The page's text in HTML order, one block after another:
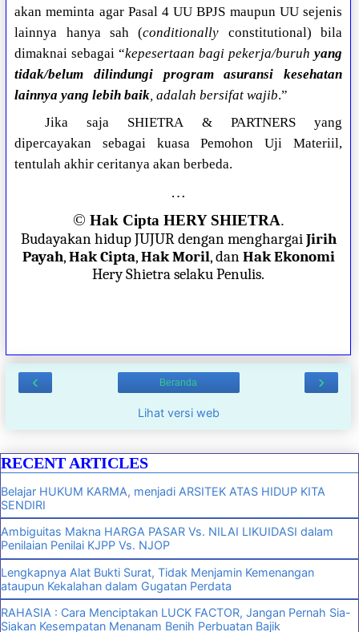
akan meminta agar Pasal 4 UU BPJS maupun UU sejenis
lainnya hanya sah (conditionally constitutional) bila
dimaknai sebagai “kepesertaan bagi pekerja/buruhyang
tidak/belum dilindungi program asuransi kesehatan
lainnya yang lebih baik, adalah bersifat wajib.”
Jika saja SHIETRA & PARTNERS yang
dipercayakan sebagai kuasa Pemohon Uji Materiil,
tentulah akhir ceritanya akan berbeda.
…
© Hak Cipta HERY SHIETRA.
Budayakan hidup JUJUR dengan menghargaiJirih
Payah,Hak Cipta,Hak Moril, danHak Ekonomi
Hery Shietra selaku Penulis.
‹ ›
Beranda
Lihat versi web
RECENT ARTICLES
Belajar HUKUM KARMA, menjadi ARSITEK ATAS HIDUP KITA
SENDIRI
Ambiguitas Makna HARGA PASAR Vs. NILAI LIKUIDASI dalam
Penilaian Penilai KJPP Vs. NJOP
Lengkapnya Alat Bukti Surat, Tidak Menjamin Kemenangan
ataupun Kekalahan dalam Gugatan Perdata
RAHASIA : Cara Menciptakan LUCK FACTOR, Jangan Pernah Sia-
Siakan Kesempatan Menanam Benih Perbuatan Bajik